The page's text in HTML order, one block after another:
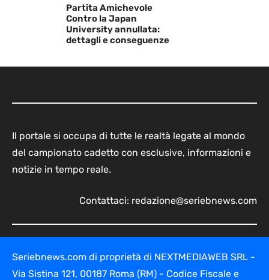
Partita Amichevole
Contro la Japan
University annullata:
dettagli e conseguenze
Il portale si occupa di tutte le realtà legate al mondo
del campionato cadetto con esclusive, informazioni e
notizie in tempo reale.
Contattaci: redazione@seriebnews.com
Seriebnews.com di proprietà di NEXTMEDIAWEB SRL -
Via Sistina 121, 00187 Roma (RM) - Codice Fiscale e